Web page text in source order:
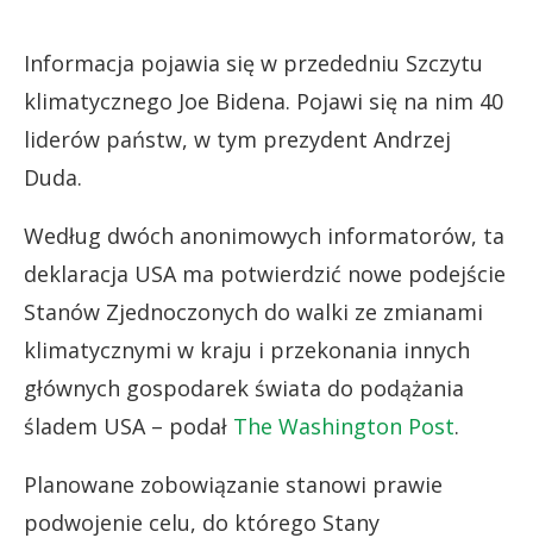
Informacja pojawia się w przededniu Szczytu
klimatycznego Joe Bidena. Pojawi się na nim 40
liderów państw, w tym prezydent Andrzej
Duda.
Według dwóch anonimowych informatorów, ta
deklaracja USA ma potwierdzić nowe podejście
Stanów Zjednoczonych do walki ze zmianami
klimatycznymi w kraju i przekonania innych
głównych gospodarek świata do podążania
śladem USA – podał The Washington Post.
Planowane zobowiązanie stanowi prawie
podwojenie celu, do którego Stany